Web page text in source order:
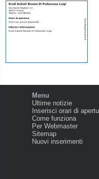
Menu
Ultime notizie
Inserisci orari di
Come funziona
Per Webmaster
Sitemap
Nuovi inserimenti